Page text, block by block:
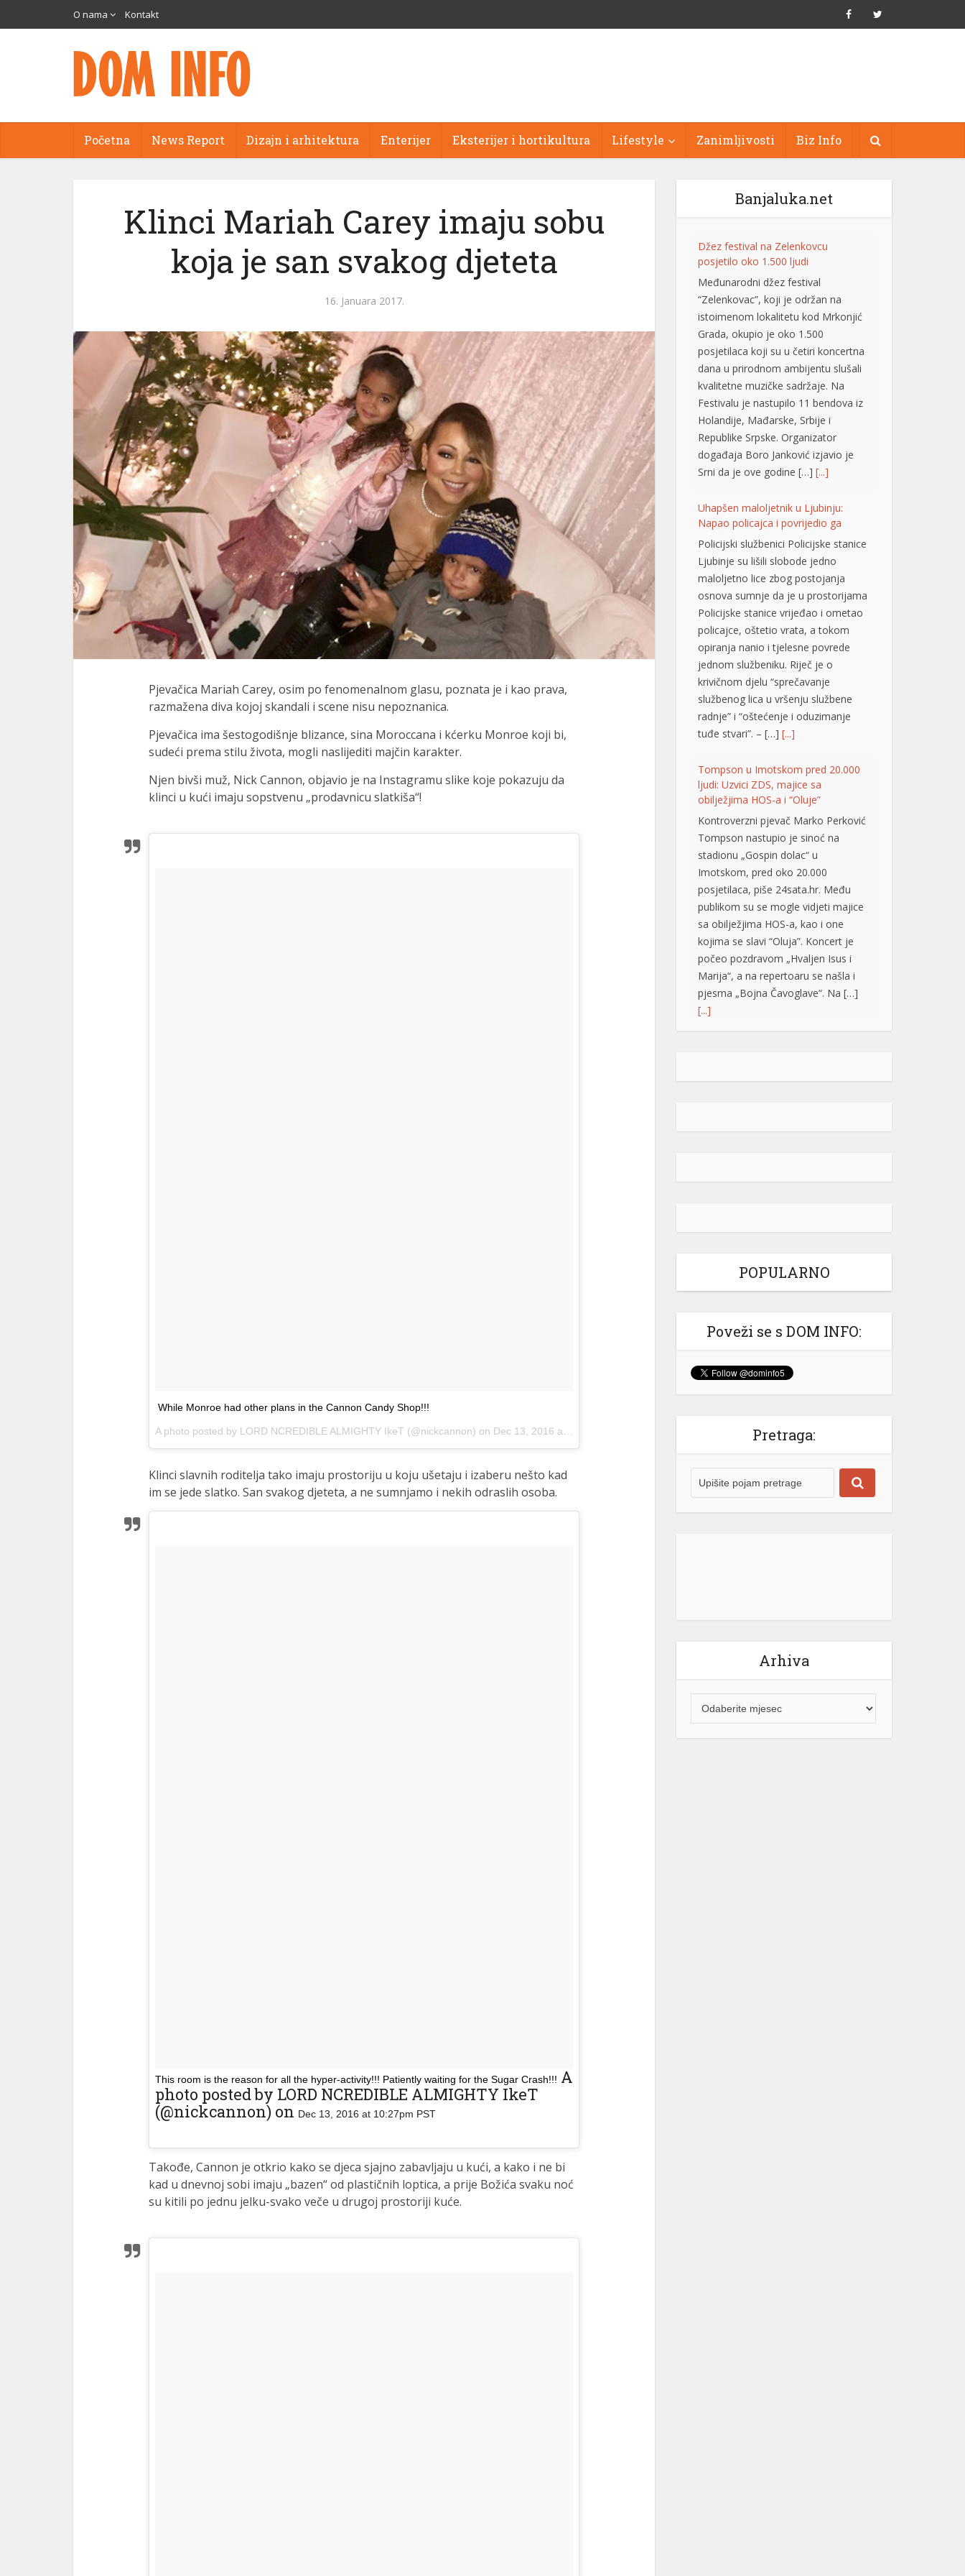
O nama Kontakt
Početna News Report Dizajn i arhitektura Enterijer Eksterijer i hortikultura Lifestyle Zanimljivosti Biz Info
Klinci Mariah Carey imaju sobu
koja je san svakog djeteta
16. Januara 2017.
Pjevačica Mariah Carey, osim po fenomenalnom glasu, poznata je i kao prava,
razmažena diva kojoj skandali i scene nisu nepoznanica.
Pjevačica ima šestogodišnje blizance, sina Moroccana i kćerku Monroe koji bi,
sudeći prema stilu života, mogli naslijediti majčin karakter.
Njen bivši muž, Nick Cannon, objavio je na Instagramu slike koje pokazuju da
klinci u kući imaju sopstvenu „prodavnicu slatkiša“!
While Monroe had other plans in the Cannon Candy Shop!!!
A photo posted by LORD NCREDIBLE ALMIGHTY IkeT (@nickcannon) on Dec 13, 2016 at 9:48pm PST
Klinci slavnih roditelja tako imaju prostoriju u koju ušetaju i izaberu nešto kad
im se jede slatko. San svakog djeteta, a ne sumnjamo i nekih odraslih osoba.
This room is the reason for all the hyper-activity!!! Patiently waiting for the Sugar Crash!!! A
photo posted by LORD NCREDIBLE ALMIGHTY IkeT
(@nickcannon) on Dec 13, 2016 at 10:27pm PST
Takođe, Cannon je otkrio kako se djeca sjajno zabavljaju u kući, a kako i ne bi
kad u dnevnoj sobi imaju „bazen“ od plastičnih loptica, a prije Božića svaku noć
su kitili po jednu jelku-svako veče u drugoj prostoriji kuće.
Banjaluka.net
Džez festival na Zelenkovcu
posjetilo oko 1.500 ljudi
Međunarodni džez festival
“Zelenkovac”, koji je održan na
istoimenom lokalitetu kod Mrkonjić
Grada, okupio je oko 1.500
posjetilaca koji su u četiri koncertna
dana u prirodnom ambijentu slušali
kvalitetne muzičke sadržaje. Na
Festivalu je nastupilo 11 bendova iz
Holandije, Mađarske, Srbije i
Republike Srpske. Organizator
događaja Boro Јanković izjavio je
Srni da je ove godine […] [...]
Uhapšen maloljetnik u Ljubinju:
Napao policajca i povrijedio ga
Policijski službenici Policijske stanice
Ljubinje su lišili slobode jedno
maloljetno lice zbog postojanja
osnova sumnje da je u prostorijama
Policijske stanice vrijeđao i ometao
policajce, oštetio vrata, a tokom
opiranja nanio i tjelesne povrede
jednom službeniku. Riječ je o
krivičnom djelu “sprečavanje
službenog lica u vršenju službene
radnje” i “oštećenje i oduzimanje
tuđe stvari”. – […] [...]
Tompson u Imotskom pred 20.000
ljudi: Uzvici ZDS, majice sa
obilježjima HOS-a i “Oluje”
Kontroverzni pjevač Marko Perković
Tompson nastupio je sinoć na
stadionu „Gospin dolac“ u
Imotskom, pred oko 20.000
posjetilaca, piše 24sata.hr. Među
publikom su se mogle vidjeti majice
sa obilježjima HOS-a, kao i one
kojima se slavi “Oluja”. Koncert je
počeo pozdravom „Hvaljen Isus i
Marija“, a na repertoaru se našla i
pjesma „Bojna Čavoglave“. Na […]
[...]
odvija redovno, a na graničnim
oba smjera na prelazima Zupci i
graničnim prelazima Izačić, Velika
Gradina, Hum […][...]
Herceg Novom (VIDEO)
prestaje da oduševljava region!
Najbolji svih vremena je odlučio
nas uvjeravaju da on “nije sa ove
velike mase poznatih sportista i
ličnosti. @krivokapic00♬ original
sound – Luka Krivokapic Gotovo
POPULARNO